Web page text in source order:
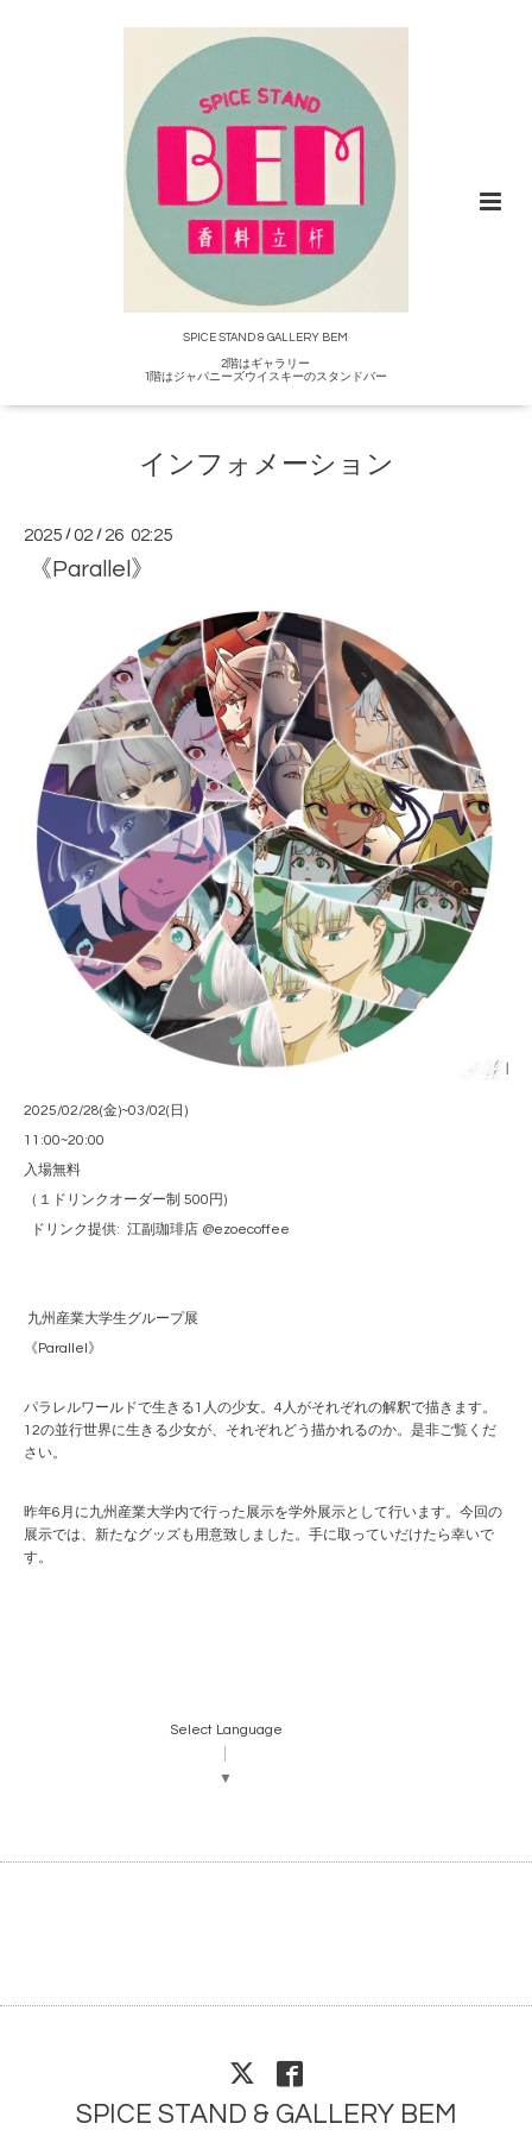
SPICE STAND & GALLERY BEM
2階はギャラリー
1階はジャパニーズウイスキーのスタンドバー
インフォメーション
2025 /02 / 26 02:25
《Parallel》
2025/02/28(金)~03/02(日)
11:00~20:00
入場無料
（１ドリンクオーダー制 500円)
ドリンク提供: 江副珈琲店 @ezoecoffee
九州産業大学生グループ展
《Parallel》
パラレルワールドで生きる1人の少女。4人がそれぞれの解釈で描きます。
12の並行世界に生きる少女が、それぞれどう描かれるのか。是非ご覧くだ
さい。
昨年6月に九州産業大学内で行った展示を学外展示として行います。今回の
展示では、新たなグッズも用意致しました。手に取っていだけたら幸いで
す。
Select Language
▼
SPICE STAND & GALLERY BEM